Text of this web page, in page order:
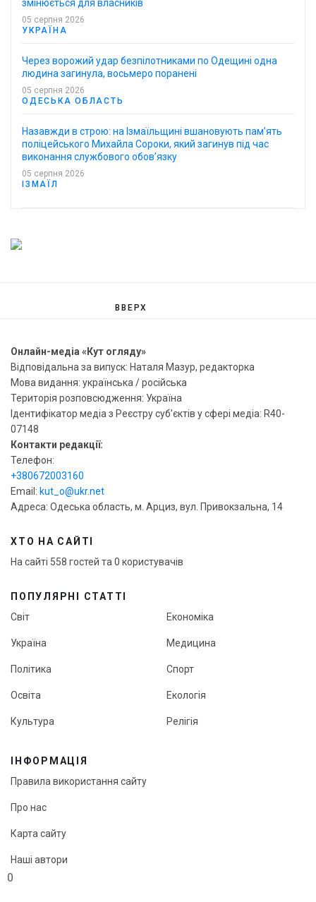
0
змінюється для власників
05 серпня 2026
УКРАЇНА
Через ворожий удар безпілотниками по Одещині одна
людина загинула, восьмеро поранені
05 серпня 2026
ОДЕСЬКА ОБЛАСТЬ
Назавжди в строю: на Ізмаїльщині вшановують пам’ять
поліцейського Михайла Сороки, який загинув під час
виконання службового обов’язку
05 серпня 2026
ІЗМАЇЛ
ВВЕРХ
Онлайн-медіа «Кут огляду»
Відповідальна за випуск: Наталя Мазур, редакторка
Мова видання: українська / російська
Територія розповсюдження: Україна
Ідентифікатор медіа з Реєстру суб’єктів у сфері медіа: R40-
07148
Контакти редакції:
Телефон:
+380672003160
Email: kut_o@ukr.net
Адреса: Одеська область, м. Арциз, вул. Привокзальна, 14
ХТО НА САЙТІ
На сайті 558 гостей та 0 користувачів
ПОПУЛЯРНІ СТАТТІ
Світ
Україна
Політика
Освіта
Культура
Економіка
Медицина
Спорт
Екологія
Релігія
ІНФОРМАЦІЯ
Правила використання сайту
Про нас
Карта сайту
Наші автори